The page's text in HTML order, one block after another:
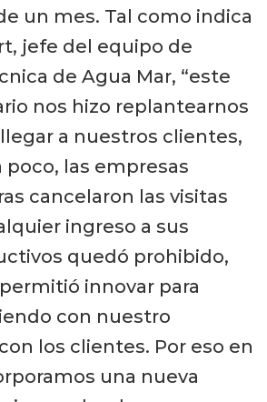
un mes. Tal como indica
jefe del equipo de
de Agua Mar, “este
nos hizo replantearnos
a nuestros clientes,
poco, las empresas
cancelaron las visitas
ingreso a sus
quedó prohibido,
innovar para
con nuestro
los clientes. Por eso en
una nueva